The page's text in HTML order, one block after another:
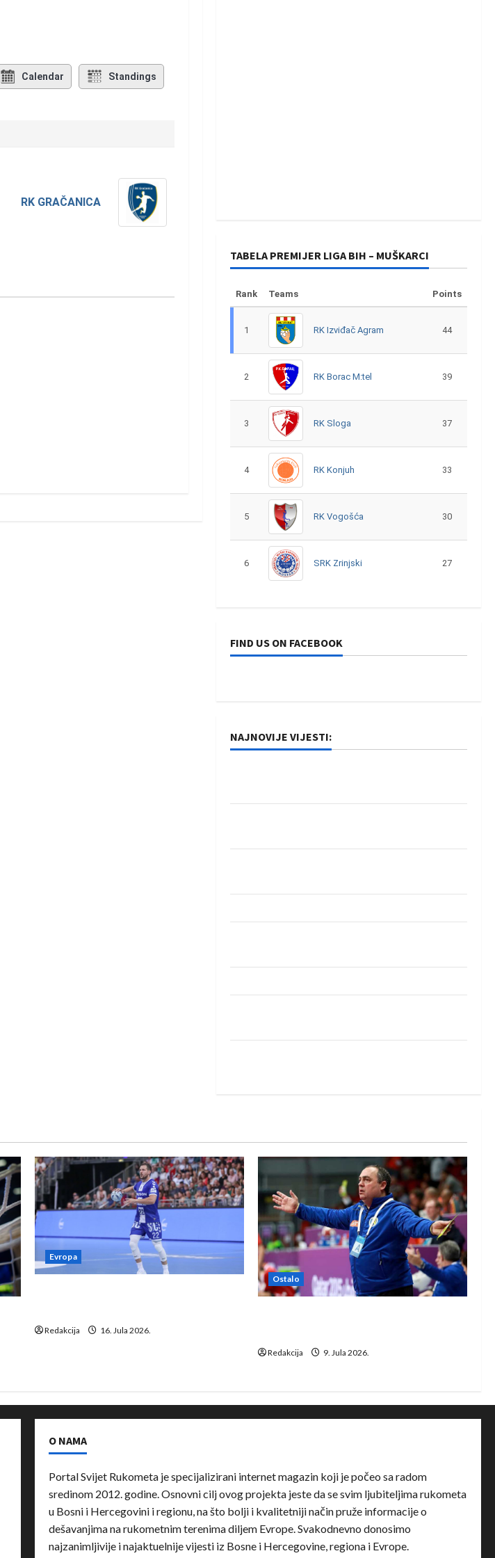
Calendar Standings
RK GRAČANICA
TABELA PREMIJER LIGA BIH – MUŠKARCI
Rank Teams Points
1 RK Izviđač Agram 44
2 RK Borac M:tel 39
3 RK Sloga 37
4 RK Konjuh 33
5 RK Vogošća 30
6 SRK Zrinjski 27
FIND US ON FACEBOOK
NAJNOVIJE VIJESTI:
Evropa
Redakcija 16. Jula 2026.
Ostalo
Redakcija 9. Jula 2026.
O NAMA
Portal Svijet Rukometa je specijalizirani internet magazin koji je počeo sa radom
sredinom 2012. godine. Osnovni cilj ovog projekta jeste da se svim ljubiteljima rukometa
u Bosni i Hercegovini i regionu, na što bolji i kvalitetniji način pruže informacije o
dešavanjima na rukometnim terenima diljem Evrope. Svakodnevno donosimo
najzanimljivije i najaktuelnije vijesti iz Bosne i Hercegovine, regiona i Evrope.